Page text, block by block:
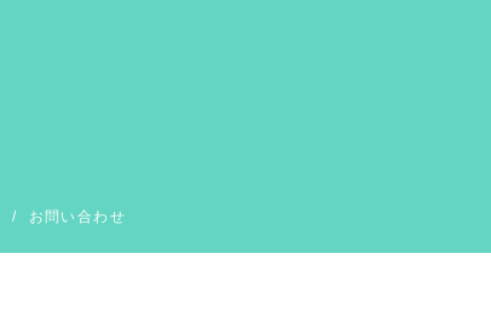
/ お問い合わせ